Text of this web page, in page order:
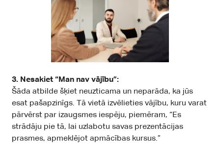
3. Nesakiet “Man nav vājību”:
Šāda atbilde šķiet neuzticama un neparāda, ka jūs
esat pašapzinīgs. Tā vietā izvēlieties vājību, kuru varat
pārvērst par izaugsmes iespēju, piemēram, “Es
strādāju pie tā, lai uzlabotu savas prezentācijas
prasmes, apmeklējot apmācības kursus.”